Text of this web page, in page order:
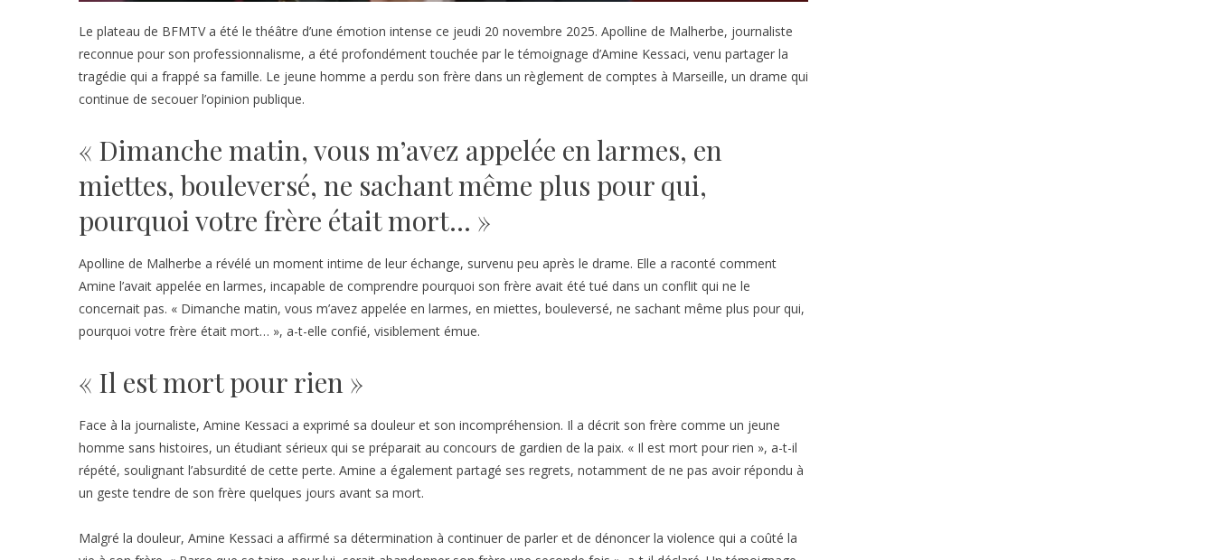
Le plateau de BFMTV a été le théâtre d’une émotion intense ce jeudi 20 novembre 2025. Apolline de Malherbe, journaliste
reconnue pour son professionnalisme, a été profondément touchée par le témoignage d’Amine Kessaci, venu partager la
tragédie qui a frappé sa famille. Le jeune homme a perdu son frère dans un règlement de comptes à Marseille, un drame qui
continue de secouer l’opinion publique.
« Dimanche matin, vous m’avez appelée en larmes, en
miettes, bouleversé, ne sachant même plus pour qui,
pourquoi votre frère était mort… »
Apolline de Malherbe a révélé un moment intime de leur échange, survenu peu après le drame. Elle a raconté comment
Amine l’avait appelée en larmes, incapable de comprendre pourquoi son frère avait été tué dans un conflit qui ne le
concernait pas. « Dimanche matin, vous m’avez appelée en larmes, en miettes, bouleversé, ne sachant même plus pour qui,
pourquoi votre frère était mort… », a-t-elle confié, visiblement émue.
« Il est mort pour rien »
Face à la journaliste, Amine Kessaci a exprimé sa douleur et son incompréhension. Il a décrit son frère comme un jeune
homme sans histoires, un étudiant sérieux qui se préparait au concours de gardien de la paix. « Il est mort pour rien », a-t-il
répété, soulignant l’absurdité de cette perte. Amine a également partagé ses regrets, notamment de ne pas avoir répondu à
un geste tendre de son frère quelques jours avant sa mort.
Malgré la douleur, Amine Kessaci a affirmé sa détermination à continuer de parler et de dénoncer la violence qui a coûté la